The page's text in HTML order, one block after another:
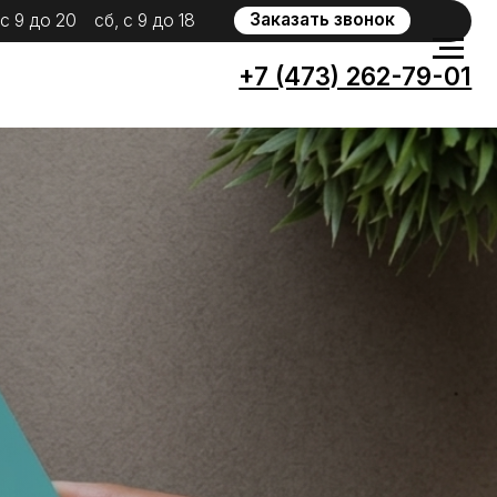
+7 (473) 262-79-01
WhatsApp
Заказать звонок
с 9 до 18